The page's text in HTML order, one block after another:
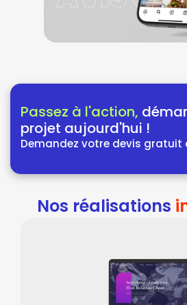
Passez à l'action,
projet aujourd'hui !
Demandez votre devis
Nos réalisations